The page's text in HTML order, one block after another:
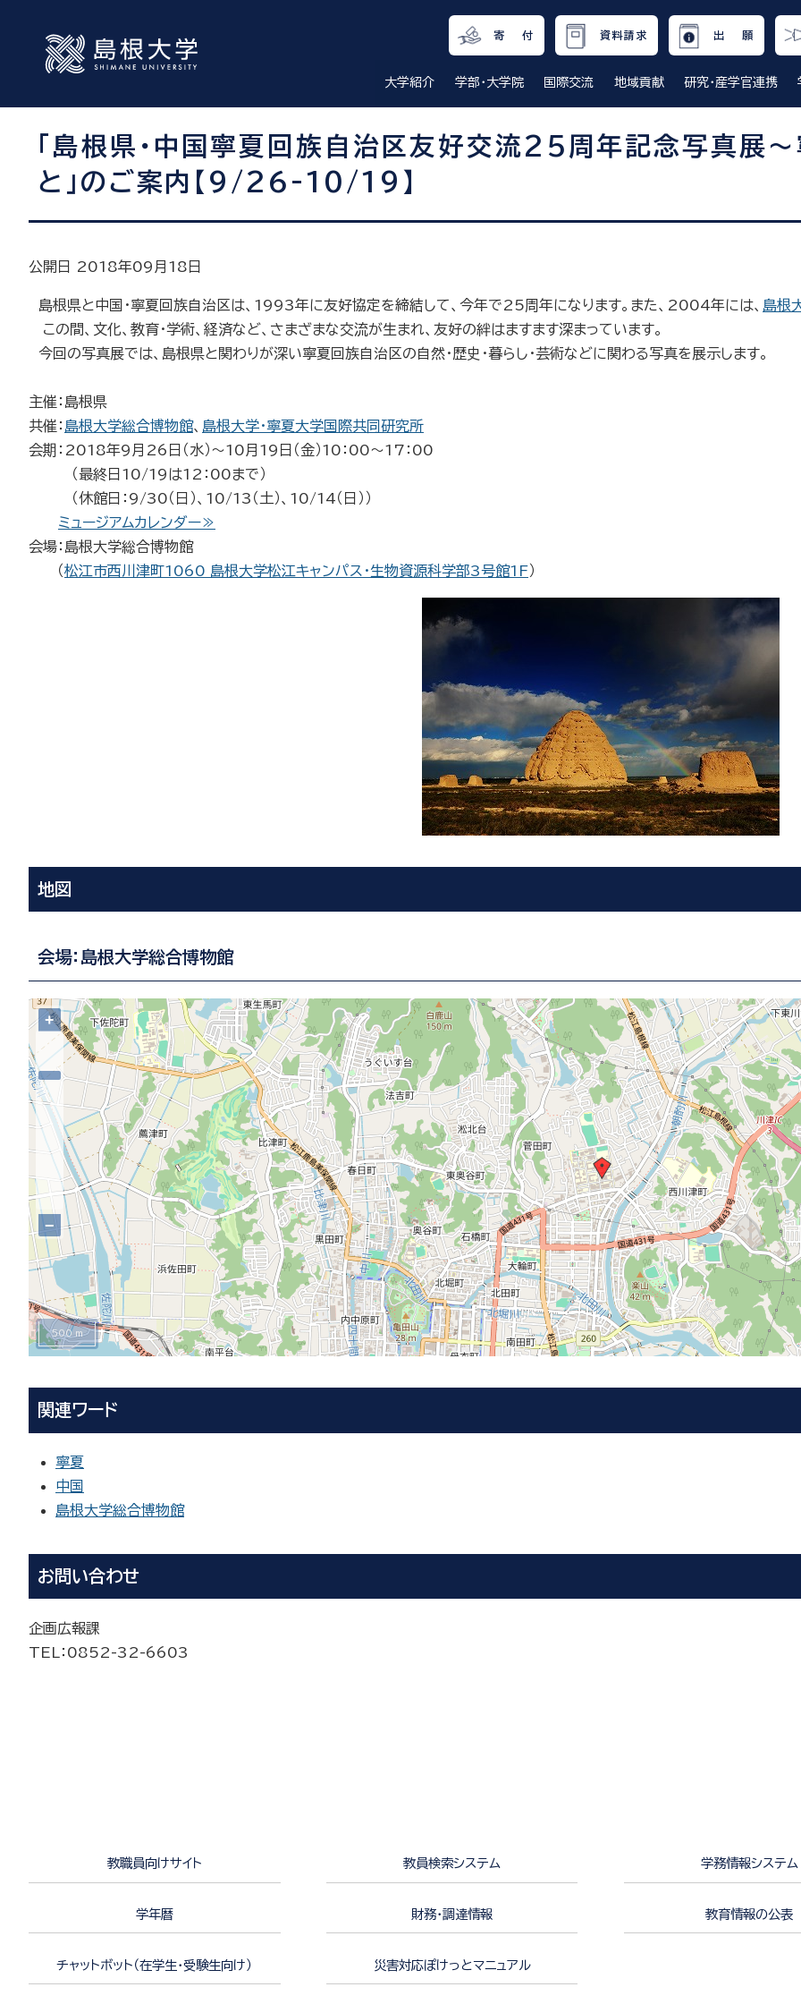
寄 付 資料請求 出 願
大学紹介 学部・大学院 国際交流 地域貢献 研究・産学官連携
「島根県・中国寧夏回族自治区友好交流25周年記念写真展
と」のご案内【9/26-10/19】
公開日 2018年09月18日
島根県と中国・寧夏回族自治区は、1993年に友好協定を締結して、今年で25周年になります。また、2004年には、 島根
この間、文化、教育・学術、経済など、さまざまな交流が生まれ、友好の絆はますます深まっています。
今回の写真展では、島根県と関わりが深い寧夏回族自治区の自然・歴史・暮らし・芸術などに関わる写真を展示します。
主催：島根県
共催： 島根大学総合博物館、 島根大学・寧夏大学国際共同研究所
会期：2018年9月26日（水）～10月19日（金）10：00～17：00
（最終日10/19は12：00まで）
（休館日：9/30（日）、10/13（土）、10/14（日））
ミュージアムカレンダー≫
会場：島根大学総合博物館
（松江市西川津町1060 島根大学松江キャンパス・生物資源科学部3号館1F）
地図
会場：島根大学総合博物館
+
−
500 m
関連ワード
寧夏
中国
島根大学総合博物館
お問い合わせ
企画広報課
TEL
：0852-32-6603
教職員向けサイト 教員検索システム 学務情報システム
学年暦 財務・調達情報 教育情報の公表
チャットボット（在学生・受験生向け） 災害対応ぽけっとマニュアル